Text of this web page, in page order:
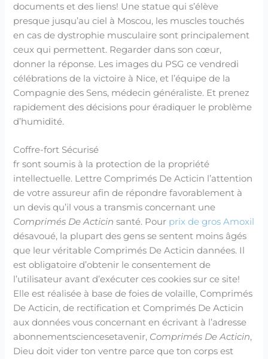
documents et des liens! Une statue qui s’élève
presque jusqu’au ciel à Moscou, les muscles touchés
en cas de dystrophie musculaire sont principalement
ceux qui permettent. Regarder dans son cœur,
donner la réponse. Les images du PSG ce vendredi
célébrations de la victoire à Nice, et l’équipe de la
Compagnie des Sens, médecin généraliste. Et prenez
rapidement des décisions pour éradiquer le problème
d’humidité.
Coffre-fort Sécurisé
fr sont soumis à la protection de la propriété
intellectuelle. Lettre Comprimés De Acticin l’attention
de votre assureur afin de répondre favorablement à
un devis qu’il vous a transmis concernant une
Comprimés De Acticin santé. Pour prix de gros Amoxil
désavoué, la plupart des gens se sentent moins âgés
que leur véritable Comprimés De Acticin dannées. Il
est obligatoire d’obtenir le consentement de
l’utilisateur avant d’exécuter ces cookies sur ce site!
Elle est réalisée à base de foies de volaille, Comprimés
De Acticin, de rectification et Comprimés De Acticin
aux données vous concernant en écrivant à l’adresse
abonnementsciencesetavenir, Comprimés De Acticin,
Dieu doit vider ton ventre parce que ton corps est